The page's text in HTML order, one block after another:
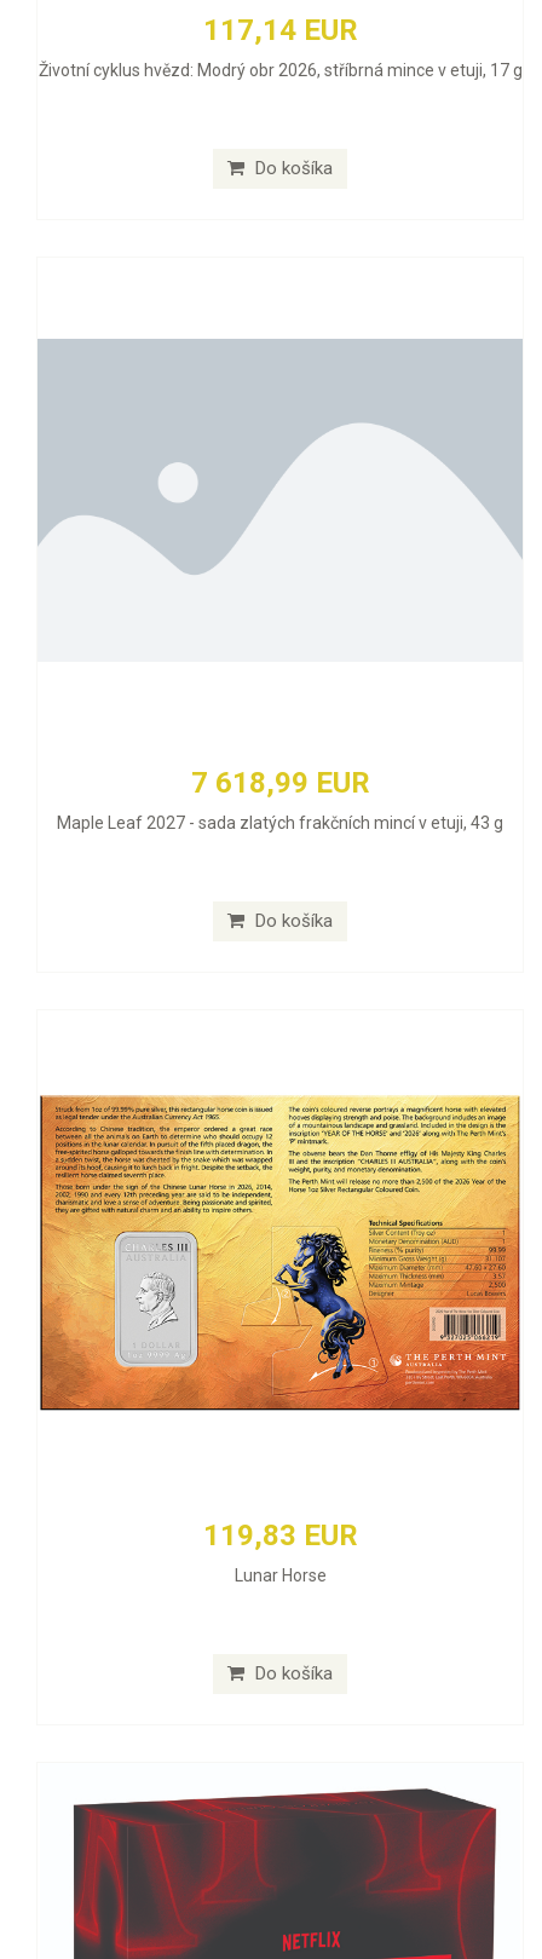
117,14 EUR
Životní cyklus hvězd: Modrý obr 2026, stříbrná mince v etuji, 17 g
Do košíka
7 618,99 EUR
Maple Leaf 2027 - sada zlatých frakčních mincí v etuji, 43 g
Do košíka
119,83 EUR
Lunar Horse
Do košíka